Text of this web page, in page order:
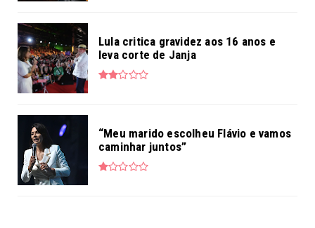
Lula critica gravidez aos 16 anos e
leva corte de Janja
“Meu marido escolheu Flávio e vamos
caminhar juntos”